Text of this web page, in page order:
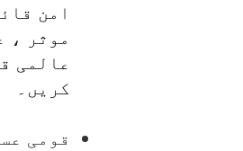
امن
موثر ،
عالمی
کریں۔
قومی